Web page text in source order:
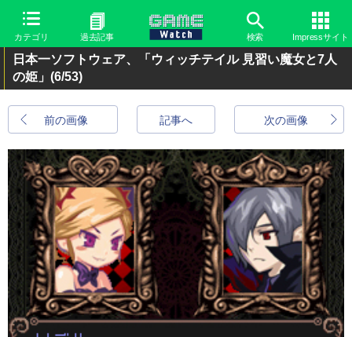
カテゴリ 過去記事 検索 Impressサイト
日本一ソフトウェア、「ウィッチテイル 見習い魔女と7人
の姫」 (6/53)
前の画像 次の画像
記事へ